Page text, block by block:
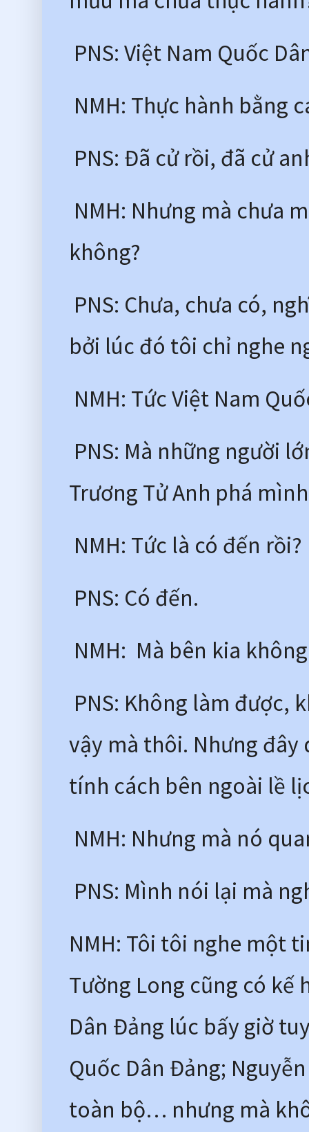
PNS: Việt Nam Quốc
NMH: Thực hành bằng
PNS: Đã cử rồi, đã cử
NMH: Nhưng mà chưa
không?
PNS: Chưa, chưa có,
bởi lúc đó tôi chỉ nghe
NMH: Tức Việt Nam
PNS: Mà những người
Trương Tử Anh phá
NMH: Tức là có đến rồi?
PNS: Có đến.
NMH:  Mà bên kia
PNS: Không làm được,
vậy mà thôi. Nhưng đây
tính cách bên ngoài lề
NMH: Nhưng mà nó
PNS: Mình nói lại mà
NMH: Tôi tôi nghe một
Tường Long cũng có kế
Dân Đảng lúc bấy giờ
Quốc Dân Đảng;
toàn bộ… nhưng mà